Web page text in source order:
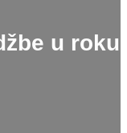
u roku